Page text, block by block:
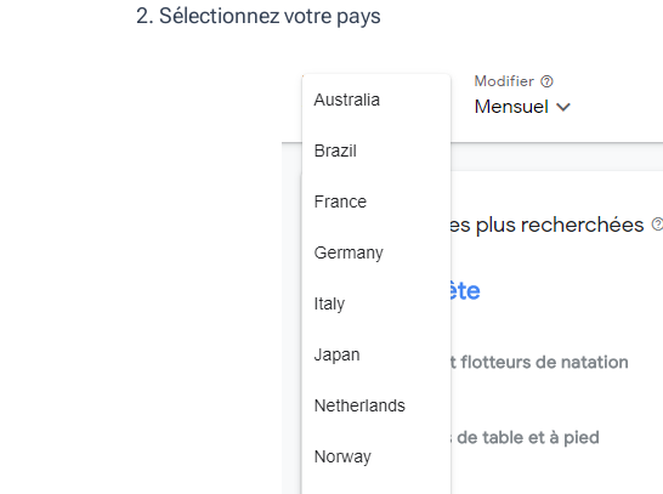
2. Sélectionnez votre pays